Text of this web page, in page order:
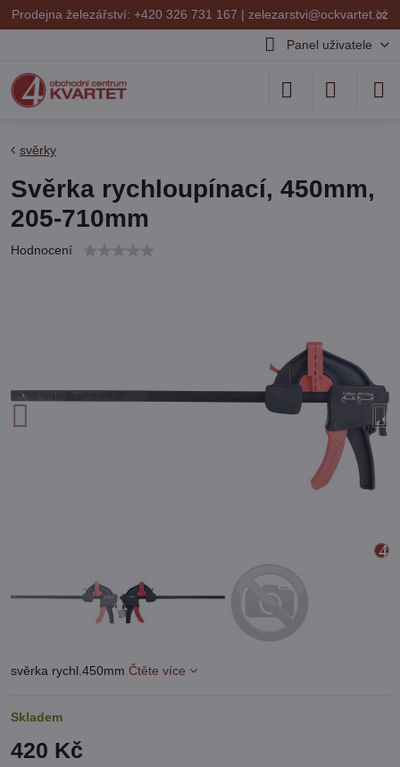
✕
Prodejna železářství: +420 326 731 167 | zelezarstvi@ockvartet.cz
Panel uživatele
svěrky
Svěrka rychloupínací, 450mm,
205-710mm
Hodnocení
svěrka rychl.450mm Čtěte více
Skladem
420 Kč